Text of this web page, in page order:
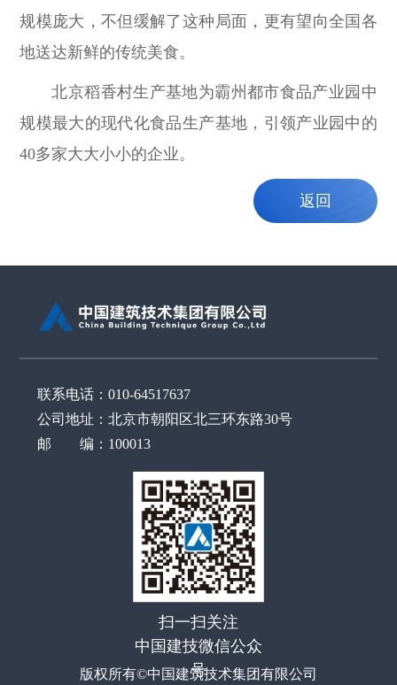
规模庞大，不但缓解了这种局面，更有望向全国各
地送达新鲜的传统美食。
北京稻香村生产基地为霸州都市食品产业园中
规模最大的现代化食品生产基地，引领产业园中的
40多家大大小小的企业。
返回
联系电话：010-64517637
公司地址：北京市朝阳区北三环东路30号
邮 编：100013
扫一扫关注
中国建技微信公众
号
版权所有©中国建筑技术集团有限公司